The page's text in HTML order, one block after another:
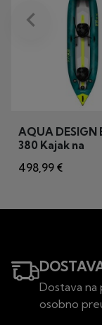
AQUA DESIGN
380 Kajak na
498,99 €
Prije
keyboard_arrow_left
Dostava na
osobno